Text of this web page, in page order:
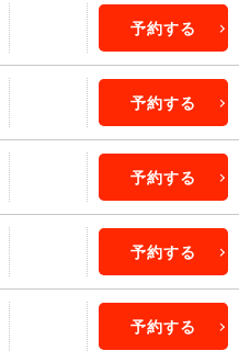
予約する
予約する
予約する
予約する
予約する